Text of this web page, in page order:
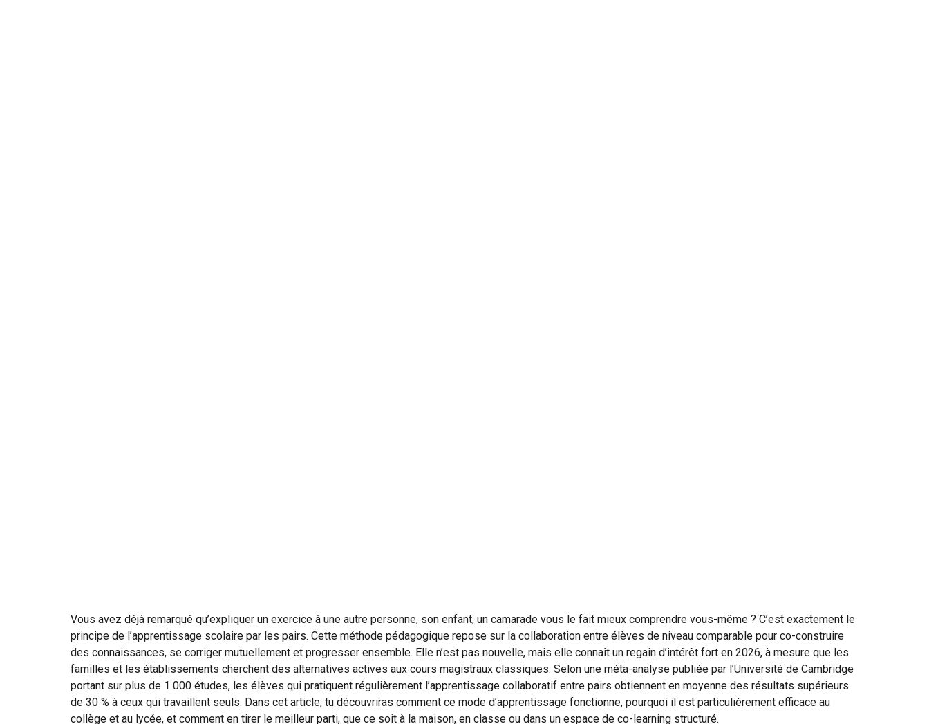
Vous avez déjà remarqué qu’expliquer un exercice à une autre personne, son enfant, un camarade vous le fait mieux comprendre vous-même ? C’est exactement le
principe de l’apprentissage scolaire par les pairs. Cette méthode pédagogique repose sur la collaboration entre élèves de niveau comparable pour co-construire
des connaissances, se corriger mutuellement et progresser ensemble. Elle n’est pas nouvelle, mais elle connaît un regain d’intérêt fort en 2026, à mesure que les
familles et les établissements cherchent des alternatives actives aux cours magistraux classiques. Selon une méta-analyse publiée par l’Université de Cambridge
portant sur plus de 1 000 études, les élèves qui pratiquent régulièrement l’apprentissage collaboratif entre pairs obtiennent en moyenne des résultats supérieurs
de 30 % à ceux qui travaillent seuls. Dans cet article, tu découvriras comment ce mode d’apprentissage fonctionne, pourquoi il est particulièrement efficace au
collège et au lycée, et comment en tirer le meilleur parti, que ce soit à la maison, en classe ou dans un espace de co-learning structuré.